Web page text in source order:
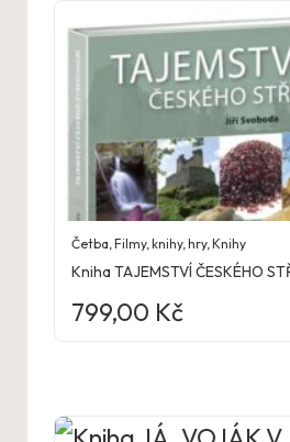
Četba ,Filmy, knihy, hry,Knihy
Kniha TAJEMSTVÍ ČESKÉHO
799,00 Kč